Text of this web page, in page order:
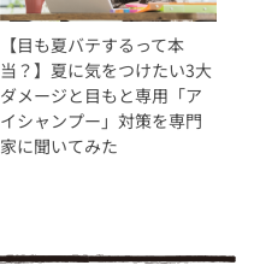
【目も夏バテするって本
当？】夏に気をつけたい3大
ダメージと目もと専用「ア
イシャンプー」対策を専門
家に聞いてみた